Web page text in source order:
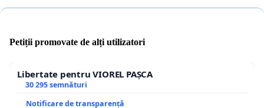
Petiții promovate de alți utilizatori
Libertate pentru VIOREL PAȘCA
30 295 semnături
Notificare de transparență